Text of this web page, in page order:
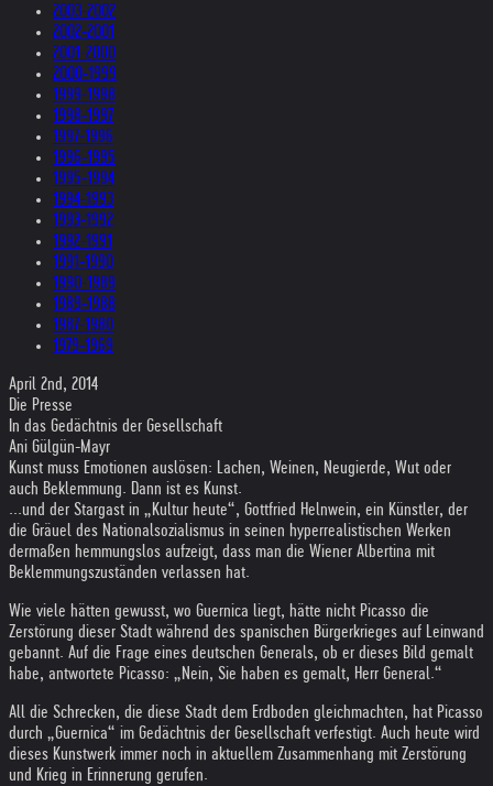
2003-2002
2002-2001
2001-2000
2000-1999
1999-1998
1998-1997
1997-1996
1996-1995
1995-1994
1994-1993
1993-1992
1992-1991
1991-1990
1990-1989
1989-1988
1987-1980
1979-1969
April 2nd, 2014
Die Presse
In das Gedächtnis der Gesellschaft
Ani Gülgün-Mayr
Kunst muss Emotionen auslösen: Lachen, Weinen, Neugierde, Wut oder
auch Beklemmung. Dann ist es Kunst.
...und der Stargast in „Kultur heute“, Gottfried Helnwein, ein Künstler, der
die Gräuel des Nationalsozialismus in seinen hyperrealistischen Werken
dermaßen hemmungslos aufzeigt, dass man die Wiener Albertina mit
Beklemmungszuständen verlassen hat.
Wie viele hätten gewusst, wo Guernica liegt, hätte nicht Picasso die
Zerstörung dieser Stadt während des spanischen Bürgerkrieges auf Leinwand
gebannt. Auf die Frage eines deutschen Generals, ob er dieses Bild gemalt
habe, antwortete Picasso: „Nein, Sie haben es gemalt, Herr General.“
All die Schrecken, die diese Stadt dem Erdboden gleichmachten, hat Picasso
durch „Guernica“ im Gedächtnis der Gesellschaft verfestigt. Auch heute wird
dieses Kunstwerk immer noch in aktuellem Zusammenhang mit Zerstörung
und Krieg in Erinnerung gerufen.